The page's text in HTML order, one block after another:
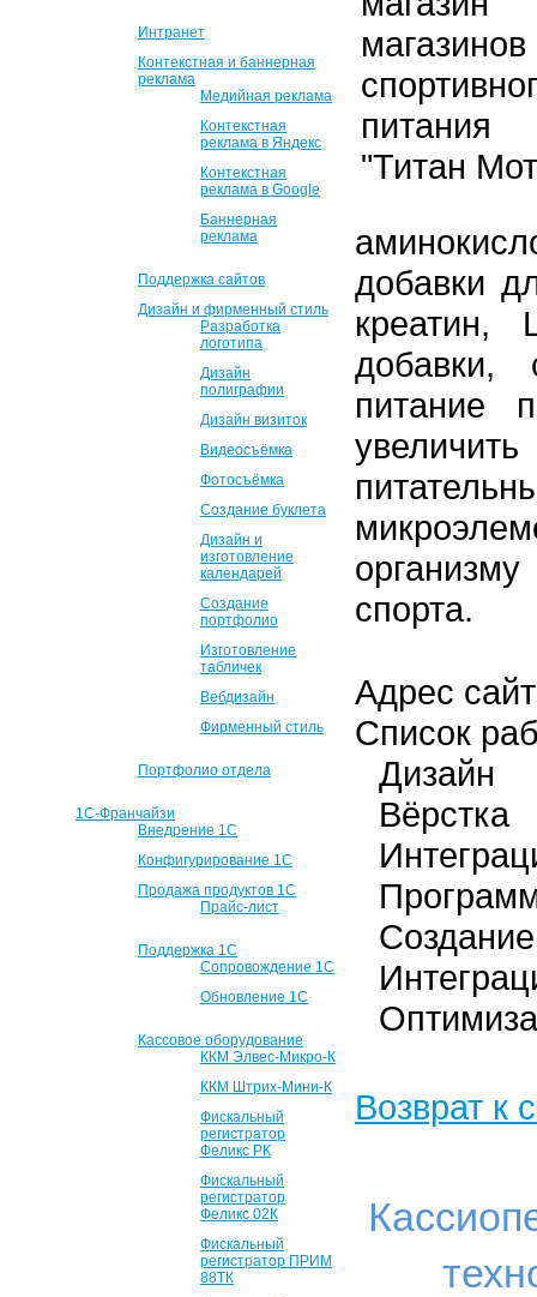
Интранет
Контекстная и баннерная
реклама
Медийная реклама
Контекстная
реклама в Яндекс
Контекстная
реклама в Google
Баннерная
реклама
Поддержка сайтов
Дизайн и фирменный стиль
Разработка
логотипа
Дизайн
полиграфии
Дизайн визиток
Видеосъёмка
Фотосъёмка
Создание буклета
Дизайн и
изготовление
календарей
Создание
портфолио
Изготовление
табличек
Вебдизайн
Фирменный стиль
Портфолио отдела
1С-Франчайзи
Внедрение 1С
Конфигурирование 1С
Продажа продуктов 1С
Прайс-лист
Поддержка 1С
Сопровождение 1С
Обновление 1С
Кассовое оборудование
ККМ Элвес-Микро-К
ККМ Штрих-Мини-К
Фискальный
регистратор
Феликс РК
Фискальный
регистратор
Феликс 02К
Фискальный
регистратор ПРИМ
88ТК
добавки
креатин,
добавки,
питание
спорта.
Адрес
Список
Дизайн
Вёрстка
Возврат к